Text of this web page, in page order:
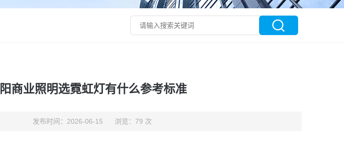
商业照明选霓虹灯有什么参考标准
发布时间：2026-06-15 浏览：79 次